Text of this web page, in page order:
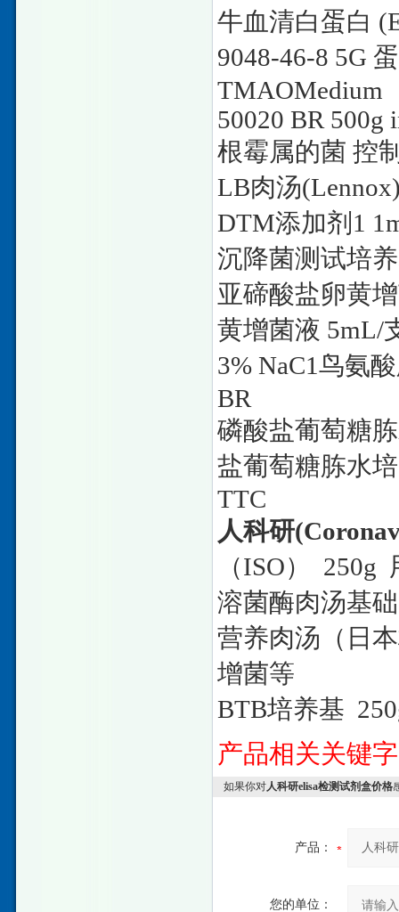
牛血清白蛋白
9048-46-8 5G
TMAOMedium
50020 BR 500g
根霉属的菌 控
LB肉汤
DTM添加剂 1
沉降菌测试培
亚碲酸盐卵黄
黄增菌液 5mL/
3% NaC1鸟氨
BR
磷酸盐葡萄糖
盐葡萄糖胨水
TTC
人科研
（ISO） 250g
溶菌酶肉汤基础
营养肉汤（日
增菌等
BTB培养基
产品相关关键
如果你对人科研elisa检测试剂盒价格
产品：
您的单位：